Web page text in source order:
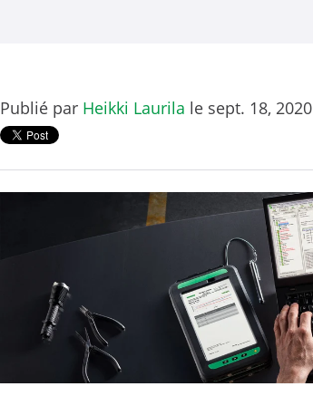
Publié par Heikki Laurila le sept. 18, 2020